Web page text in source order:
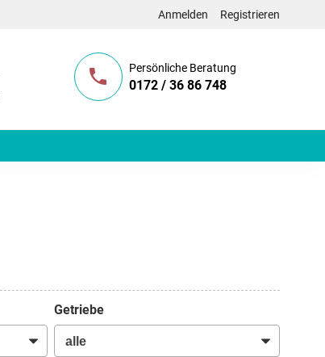
Anmelden Registrieren
Persönliche Beratung
0172 / 36 86 748
Getriebe